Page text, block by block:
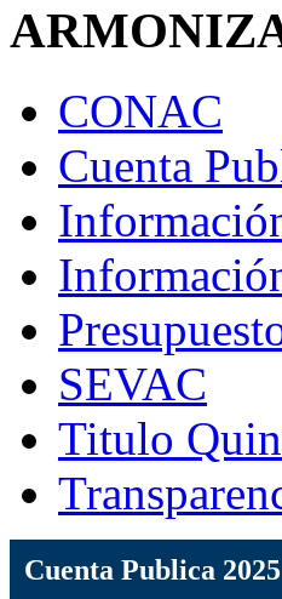
CONAC
Cuenta
SEVAC
Titulo
Cuenta Publica 2025